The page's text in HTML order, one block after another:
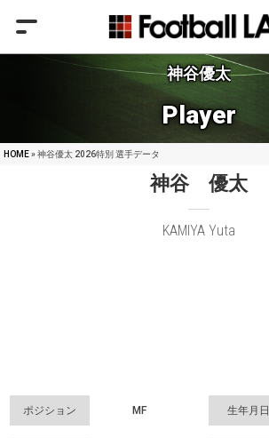
神谷優太
Player
HOME» 神谷優太 2026特別 選手データ
神谷 優太
KAMIYA Yuta
ポジション MF 生年月日